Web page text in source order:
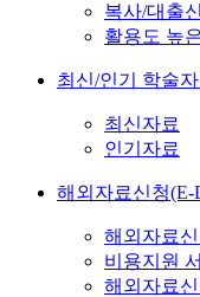
복사/대출
활용도 높
최신/인기 학술
최신자료
인기자료
해외자료신청(E-
해외자료
비용지원
해외자료